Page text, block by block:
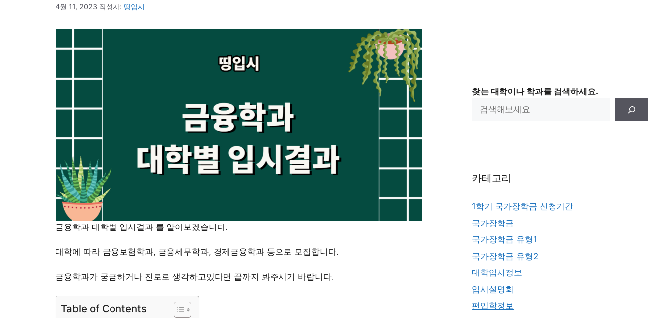
4월 11, 2023 작성자: 띵입시
금융학과 대학별 입시결과 를 알아보겠습니다.
대학에 따라 금융보험학과, 금융세무학과, 경제금융학과 등으로 모집합니다.
금융학과가 궁금하거나 진로로 생각하고있다면 끝까지 봐주시기 바랍니다.
Table of Contents
찾는 대학이나 학과를 검색하세요.
카테고리
1학기 국가장학금 신청기간
국가장학금
국가장학금 유형1
국가장학금 유형2
대학입시정보
입시설명회
편입학정보